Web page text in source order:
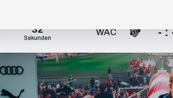
30
Sekunden
WAC - :